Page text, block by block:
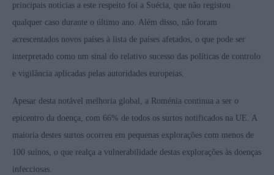
principais notícias a este respeito foi a Suécia, que não registou
qualquer caso durante o último ano. Além disso, não foram
acrescentados novos países à lista de países afetados, o que pode ser
interpretado como um sinal do relativo sucesso das políticas de controlo
e vigilância aplicadas pelas autoridades europeias.
Apesar desta notável melhoria global, a Roménia continua a ser o
epicentro da doença, com 66% de todos os surtos notificados na UE. A
maioria destes surtos ocorreu em pequenas explorações com menos de
100 suínos, o que realça a vulnerabilidade destas explorações às doenças
infecciosas.